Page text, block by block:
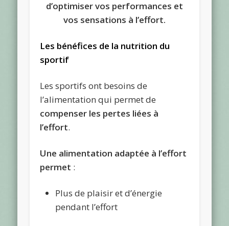
d’optimiser vos performances et
vos sensations à l’effort.
Les bénéfices de la nutrition du
sportif
Les sportifs ont besoins de
l’alimentation qui permet de
compenser les pertes liées à
l’effort.
Une alimentation adaptée à l’effort
permet :
Plus de plaisir et d’énergie
pendant l’effort